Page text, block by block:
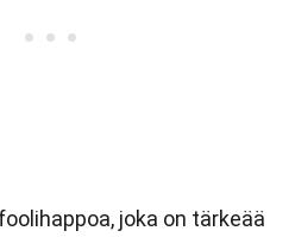
joka on tärkeää